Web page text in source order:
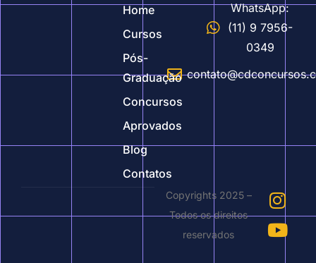
Home
Cursos
Pós-
Graduação
Concursos
Aprovados
Blog
Contatos
WhatsApp:
(11) 9 7956-
0349
Copyrights 2025 –
Todos os direitos
reservados